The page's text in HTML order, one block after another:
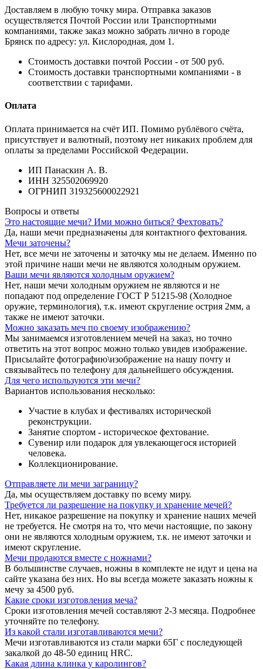
Доставляем в любую точку мира. Отправка заказов
осуществляется Почтой России или Транспортными
компаниями, также заказ можно забрать лично в городе
Брянск по адресу: ул. Кислородная, дом 1.
Стоимость доставки почтой России - от 500 руб.
Стоимость доставки транспортными компаниями - в
соответствии с тарифами.
Оплата
Оплата принимается на счёт ИП. Помимо рублёвого счёта,
присутствует и валютный, поэтому нет никаких проблем для
оплаты за пределами Российской Федерации.
ИП Панаскин А. В.
ИНН 325502069920
ОГРНИП 319325600022921
Вопросы и ответы
Это настоящие мечи? Ими можно биться? Фехтовать?
Да, наши мечи предназначены для контактного фехтования.
Мечи заточены?
Нет, все мечи не заточены и заточку мы не делаем. Именно по
этой причине наши мечи не являются холодным оружием.
Ваши мечи являются холодным оружием?
Нет, наши мечи холодным оружием не являются и не
попадают под определение ГОСТ Р 51215-98 (Холодное
оружие, терминология), т.к. имеют скругление острия 2мм, а
также не имеют заточки.
Можно заказать меч по своему изображению?
Мы занимаемся изготовлением мечей на заказ, но точно
ответить на этот вопрос можно только увидев изображение.
Присылайте фотографию\изображение на нашу почту и
связывайтесь по телефону для дальнейшего обсуждения.
Для чего используются эти мечи?
Вариантов использования несколько:
Участие в клубах и фестивалях исторической
реконструкции.
Занятие спортом - историческое фехтование.
Сувенир или подарок для увлекающегося историей
человека.
Коллекционирование.
Отправляете ли мечи заграницу?
Да, мы осуществляем доставку по всему миру.
Требуется ли разрешение на покупку и хранение мечей?
Нет, никакое разрешение на покупку и хранение наших мечей
не требуется. Не смотря на то, что мечи настоящие, по закону
они не являются холодным оружием, т.к. не имеют заточки и
имеют скругление.
Мечи продаются вместе с ножнами?
В большинстве случаев, ножны в комплекте не идут и цена на
сайте указана без них. Но вы всегда можете заказать ножны к
мечу за 4500 руб.
Какие сроки изготовления меча?
Сроки изготовления мечей составляют 2-3 месяца. Подробнее
уточняйте по телефону.
Из какой стали изготавливаются мечи?
Мечи изготавливаются из стали марки 65Г с последующей
закалкой до 48-50 единиц HRC.
Какая длина клинка у каролингов?